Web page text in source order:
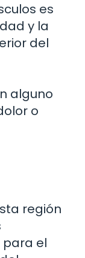
es
y la
del
alguno
o
región
para el